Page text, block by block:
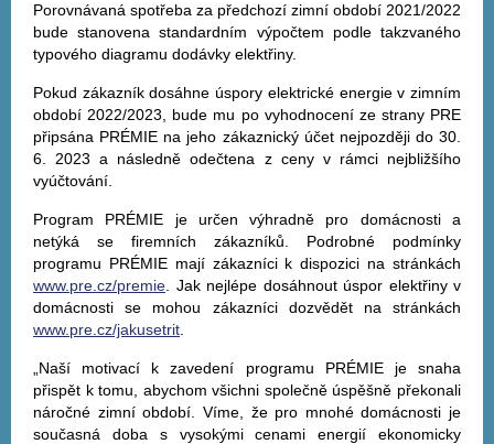
Porovnávaná spotřeba za předchozí zimní období 2021/2022
bude stanovena standardním výpočtem podle takzvaného
typového diagramu dodávky elektřiny.
Pokud zákazník dosáhne úspory elektrické energie v zimním
období 2022/2023, bude mu po vyhodnocení ze strany PRE
připsána PRÉMIE na jeho zákaznický účet nejpozději do 30.
6. 2023 a následně odečtena z ceny v rámci nejbližšího
vyúčtování.
Program PRÉMIE je určen výhradně pro domácnosti a
netýká se firemních zákazníků. Podrobné podmínky
programu PRÉMIE mají zákazníci k dispozici na stránkách
www.pre.cz/premie . Jak nejlépe dosáhnout úspor elektřiny v
domácnosti se mohou zákazníci dozvědět na stránkách
www.pre.cz/jakusetrit
„Naší motivací k zavedení programu PRÉMIE je snaha
přispět k tomu, abychom všichni společně úspěšně překonali
náročné zimní období. Víme, že pro mnohé domácnosti je
současná doba s vysokými cenami energií ekonomicky